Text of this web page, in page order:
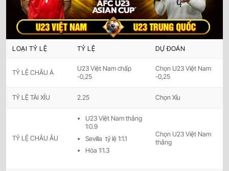
LOẠI TỶ LỆ TỶ LỆ DỰ ĐOÁN
TỶ LỆ CHÂU Á
U23 Việt Nam chấp
-0,25
Chọn U23 Việt Nam
-0,25
TỶ LỆ TÀI XỈU 2.25 Chọn Xỉu
TỶ LỆ CHÂU ÂU
U23 Việt Nam thắng
1:0.9
Sevilla tỷ lệ 1:1.1
Hòa 1:1.3
Chọn U23 Việt Nam
thắng